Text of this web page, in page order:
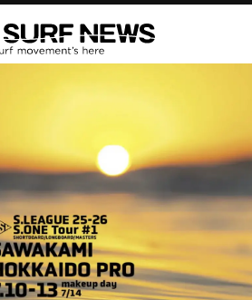
が包括連携協定を締結 自治体との
イベートセッション
＆ロング開幕戦・現地リポート（高
ス